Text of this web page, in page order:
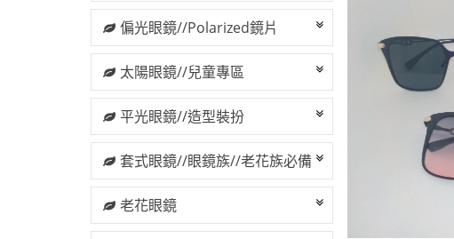
偏光眼鏡//Polarized鏡片
太陽眼鏡//兒童專區
平光眼鏡//造型裝扮
套式眼鏡//眼鏡族//老花族必備
老花眼鏡